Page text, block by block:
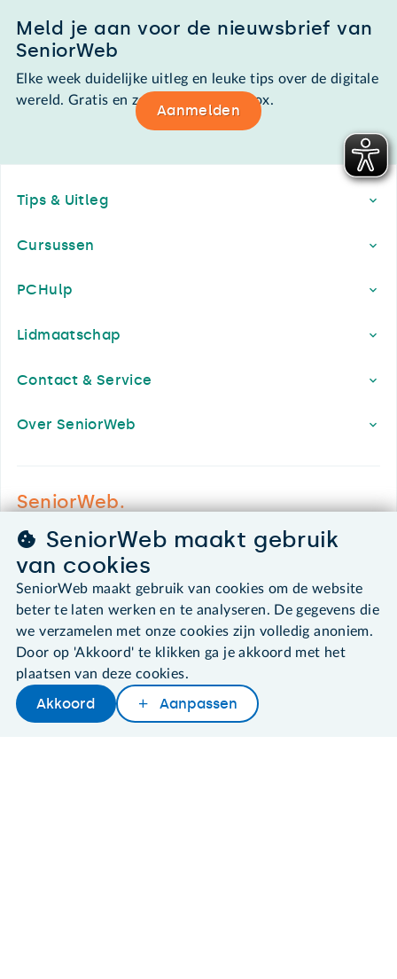
Meld je aan voor de nieuwsbrief van
SeniorWeb
Elke week duidelijke uitleg en leuke tips over de digitale
wereld. Gratis en zomaar in de mailbox.
Aanmelden
Tips & Uitleg
Cursussen
PCHulp
Lidmaatschap
Contact & Service
Over SeniorWeb
SeniorWeb.
030 - 276 99 65
leden@seniorweb.nl
©2026 SeniorWeb
Algemene voorwaarden
SeniorWeb maakt gebruik
van cookies
SeniorWeb maakt gebruik van cookies om de website
beter te laten werken en te analyseren. De gegevens die
we verzamelen met onze cookies zijn volledig anoniem.
Door op 'Akkoord' te klikken ga je akkoord met het
plaatsen van deze cookies.
Akkoord Aanpassen